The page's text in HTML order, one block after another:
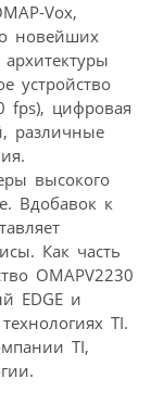
Vox,
новейших
устройство
fps), цифровая
различные
высокого
Вдобавок к
Как часть
OMAPV2230
EDGE и
TI.
TI,